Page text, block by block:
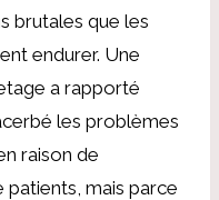
brutales que les
endurer. Une
a rapporté
les problèmes
raison de
patients, mais parce